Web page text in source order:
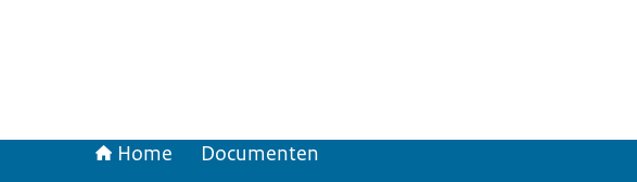
Home Documenten